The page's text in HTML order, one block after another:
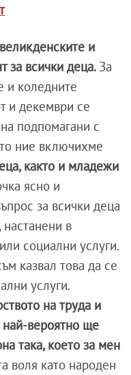
и
за всички деца. За
и коледните
и декември се
подпомагани с
ние включихме
както и младежи
ясно и
за всички деца
настанени в
социални услуги.
казвал това да се
услуги.
на труда и
вероятно ще
така, което за мен
воля като народен